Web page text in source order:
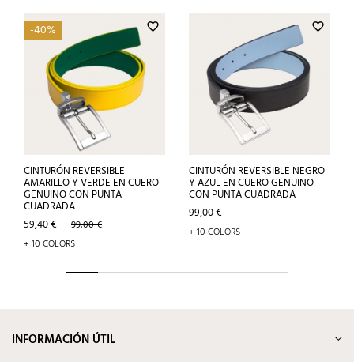
favorite_border
-40%
CINTURÓN REVERSIBLE
AMARILLO Y VERDE EN CUERO
GENUINO CON PUNTA
CUADRADA
Precio
59,40 € Precio
base
99,00 €
+ 10 COLORS
favorite_border
CINTURÓN REVERSIBLE NEGRO
Y AZUL EN CUERO GENUINO
CON PUNTA CUADRADA
Precio
99,00 €
+ 10 COLORS
INFORMACIÓN ÚTIL